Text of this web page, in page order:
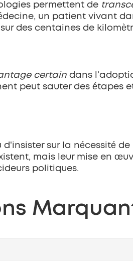
permettent de
un patient vivant
des centaines de
certain dans
peut sauter des étapes
sur la nécessité de
mais leur mise en
politiques.